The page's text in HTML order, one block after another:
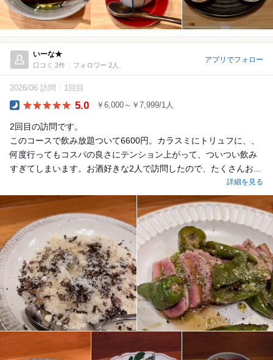
いーな★
口コミ 2件 フォロワー 2人
アプリでフォロー
2026/06 訪問 1回目
5.0 ￥6,000～￥7,999/1人
2回目の訪問です。
このコースで飲み放題ついて6600円。カラスミにトリュフに、、
何度行ってもコスパの良さにテンション上がって、ついつい飲み
すぎてしまいます。お酒好きな2人で訪問したので、たくさんお...
詳細を見る